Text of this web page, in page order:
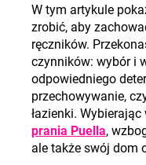
W tym artykule
zrobić, aby
ręczników.
czynników: wybór i
odpowiedniego
przechowywanie,
łazienki.
prania Puella,
ale także swój dom